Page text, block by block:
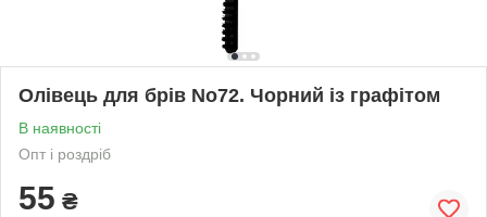
Олівець для брів No72. Чорний із графітом
В наявності
Опт і роздріб
55 ₴